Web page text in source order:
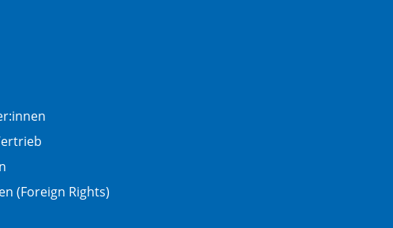
(Foreign Rights)